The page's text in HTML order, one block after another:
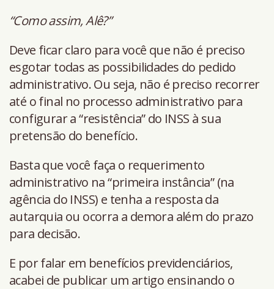
“Como assim, Alê?”
Deve ficar claro para você que não é preciso
esgotar todas as possibilidades do pedido
administrativo. Ou seja, não é preciso recorrer
até o final no processo administrativo para
configurar a “resistência” do INSS à sua
pretensão do benefício.
Basta que você faça o requerimento
administrativo na “primeira instância” (na
agência do INSS) e tenha a resposta da
autarquia ou ocorra a demora além do prazo
para decisão.
E por falar em benefícios previdenciários,
acabei de publicar um artigo ensinando o